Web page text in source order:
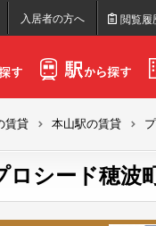
入居者の方へ 閲覧履
賃貸 本山駅の賃貸
ロシード穂波